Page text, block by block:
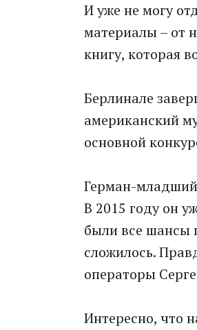
И уже не могу
материалы – от
книгу, которая
Берлинале
американский
основной
Герман-младший
В 2015 году он
были все шансы
сложилось.
операторы
Интересно, что